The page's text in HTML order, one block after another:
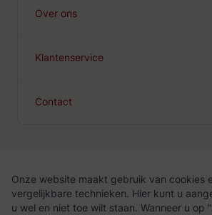
Onze website maakt gebruik van cookies
vergelijkbare technieken. Hier kunt u
u wel en niet toe wilt staan. Wanneer u op
Over ons
Klantenservice
Contact
Algemene voorwaarden Privacy Policy